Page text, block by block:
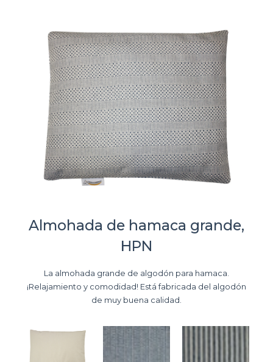
Almohada de hamaca grande,
HPN
La almohada grande de algodón para hamaca.
¡Relajamiento y comodidad! Está fabricada del algodón
de muy buena calidad.